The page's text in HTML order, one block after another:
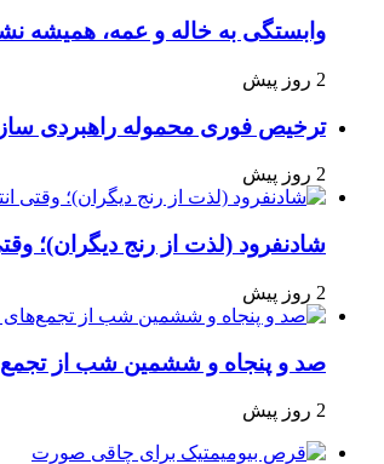
وابستگی به خاله و عمه، همیشه
2 روز پیش
ترخیص فوری محموله راهبردی
2 روز پیش
شادنفرود (لذت از رنج دیگران)؛
2 روز پیش
صد و پنجاه‌ و ششمین شب از
2 روز پیش